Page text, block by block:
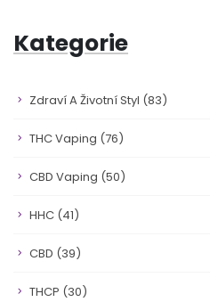
Kategorie
Zdraví A Životní Styl (83)
THC Vaping (76)
CBD Vaping (50)
HHC (41)
CBD (39)
THCP (30)